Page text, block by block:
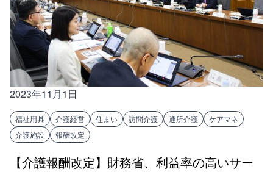
2023年11月1日
福祉用具 介護経営 住まい 訪問介護 通所介護
ケアマネ
介護施設
報酬改定
【介護報酬改定】財務省、利益率の高いサー